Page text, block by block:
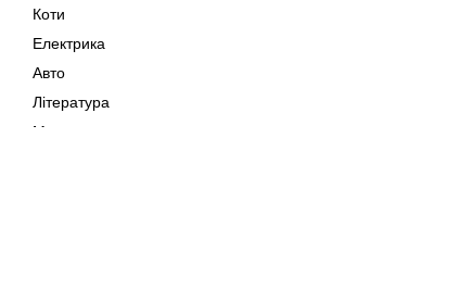
Коти
Електрика
Авто
Література
Музика